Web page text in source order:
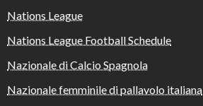
Nations League
Nations League Football Schedule
Nazionale di Calcio Spagnola
Nazionale femminile di pallavolo italiana